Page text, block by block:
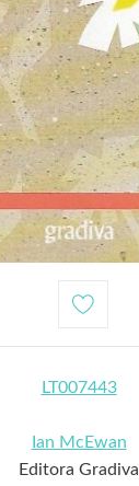
LT007443
Ian McEwan
Editora Gradiva